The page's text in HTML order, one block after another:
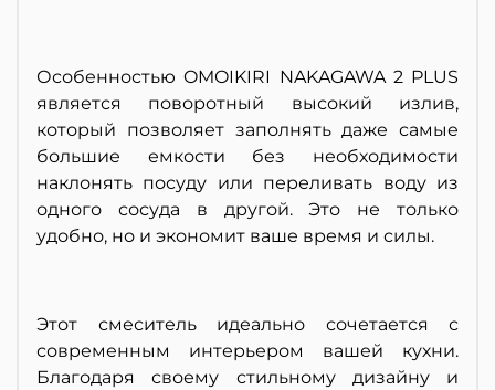
Особенностью OMOIKIRI NAKAGAWA 2 PLUS
является поворотный высокий излив,
который позволяет заполнять даже самые
большие емкости без необходимости
наклонять посуду или переливать воду из
одного сосуда в другой. Это не только
удобно, но и экономит ваше время и силы.
Этот смеситель идеально сочетается с
современным интерьером вашей кухни.
Благодаря своему стильному дизайну и